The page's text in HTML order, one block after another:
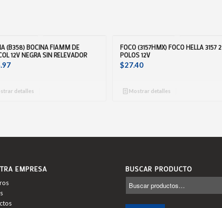
(B358) BOCINA FIAMM DE
12V NEGRA SIN RELEVADOR
detalles
FOCO (3157HMX) FOCO HELLA 3157 2
POLOS 12V
$27.40
Mostrar detalles
EMPRESA BUSCAR PRODUCTO